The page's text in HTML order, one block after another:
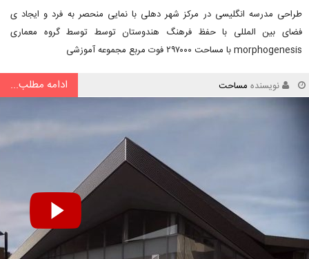
طراحی مدرسه انگلیسی در مرکز شهر دهلی با نمایی منحصر به فرد و ایجاد ی
فضای بین المللی با حفظ فرهنگ هندوستان توسط توسط گروه معماری
morphogenesis با مساحت ۲۹۷۰۰۰ فوت مربع مجموعه آموزشی
نویسنده مساحت ادامه مطلب...